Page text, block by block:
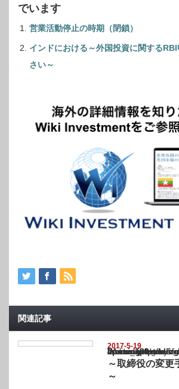
でいます
営業活動停止の時期（閉鎖）
インドにおける～外国投資に関する
さい～
関連記事
2017-5-19
Warning
: Undefined array key "show_category"
/home/netst/kuno-cpa.co.jp/
on line183
～取締役の変更
～